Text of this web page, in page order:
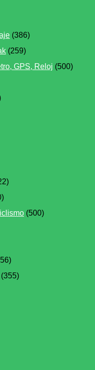
(386)
(259)
GPS, Reloj (500)
(500)
(355)